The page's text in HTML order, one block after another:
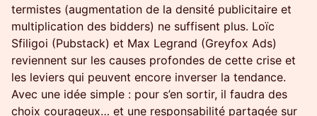
termistes (augmentation de la densité publicitaire et
multiplication des bidders) ne suffisent plus. Loïc
Sfiligoi (Pubstack) et Max Legrand (Greyfox Ads)
reviennent sur les causes profondes de cette crise et
les leviers qui peuvent encore inverser la tendance.
Avec une idée simple : pour s’en sortir, il faudra des
choix courageux… et une responsabilité partagée sur